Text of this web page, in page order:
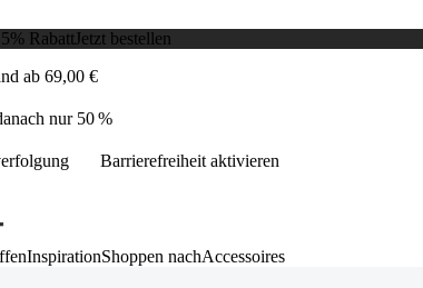
RabattJetzt bestellen
ab 69,00 €
nur 50 %
Barrierefreiheit aktivieren
InspirationShoppen nachAccessoires